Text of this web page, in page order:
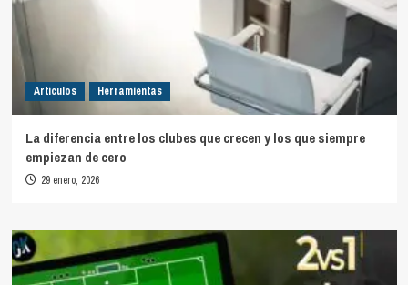
Artículos Herramientas
La diferencia entre los clubes que crecen y los que siempre
empiezan de cero
29 enero, 2026